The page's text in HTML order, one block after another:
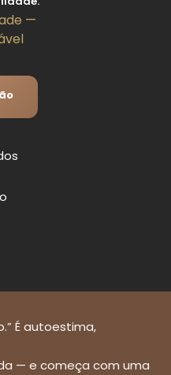
—
É autoestima,
— e começa com uma